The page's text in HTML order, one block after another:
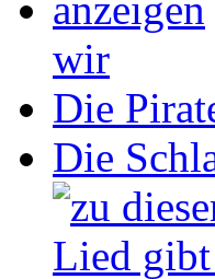
wir
Die
Die